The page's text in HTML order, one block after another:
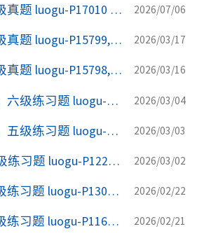
【GESP】C++五级真题 luogu-P17010 [GESP202606 五级] 排排坐 2026/07/06
【GESP】C++五级真题 luogu-P15799, [GESP202603 五级] 找数 2026/03/17
【GESP】C++五级真题 luogu-P15798, [GESP202603 五级] 有限不循环小数 2026/03/16
【GESP】C++五、六级练习题 luogu-P1886 【模板】单调队列 / 滑动窗口 2026/03/04
【GESP】C++四、五级练习题 luogu-P1177 【模板】排序 2026/03/03
【GESP】C++五级练习题 luogu-P1226 【模板】快速幂 2026/03/02
【GESP】C++五级练习题 luogu-P1303 A*B Problem | 高精度计算 2026/02/22
【GESP】C++五级练习题 luogu-P1163 银行贷款 | 二分答案和精密模拟 2026/02/21